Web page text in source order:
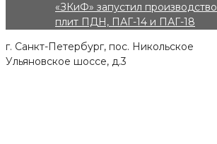
«ЗКиФ» запустил
плит ПДН, ПАГ-14 и ПАГ-18
г. Санкт-Петербург, пос. Никольское
Ульяновское шоссе, д.3